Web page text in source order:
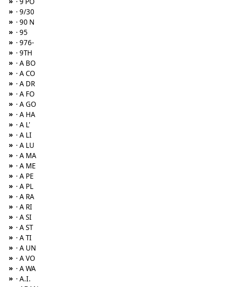
» · 9/30
» · 90 N
» · 95
» · 976-
» · 9TH
» · A BO
» · A CO
» · A DR
» · A FO
» · A GO
» · A HA
» · A L'
» · A LI
» · A LU
» · A MA
» · A ME
» · A PE
» · A PL
» · A RA
» · A RI
» · A SI
» · A ST
» · A TI
» · A UN
» · A VO
» · A WA
» · A.I.